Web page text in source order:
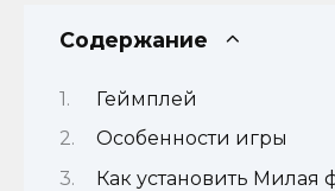
Содержание
Геймплей
Особенности игры
Как установить Милая